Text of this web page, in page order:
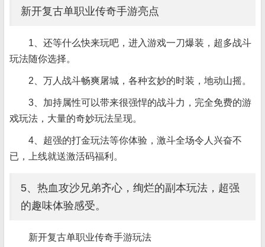
新开复古单职业传奇手游亮点
1、还等什么快来玩吧，进入游戏一刀爆装，超多战斗
玩法随你选择。
2、万人战斗畅爽屠城，各种玄妙的时装，地动山摇。
3、加持属性可以带来很强悍的战斗力，完全免费的游
戏玩法，大量的奇妙玩法呈现。
4、超强的打金玩法等你体验，激斗全场令人兴奋不
已，上线就送激活码福利。
5、热血攻沙兄弟齐心，绚烂的副本玩法，超强
的趣味体验感受。
新开复古单职业传奇手游玩法